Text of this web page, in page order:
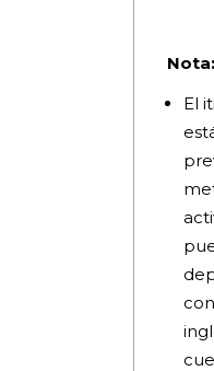
Nota:
El